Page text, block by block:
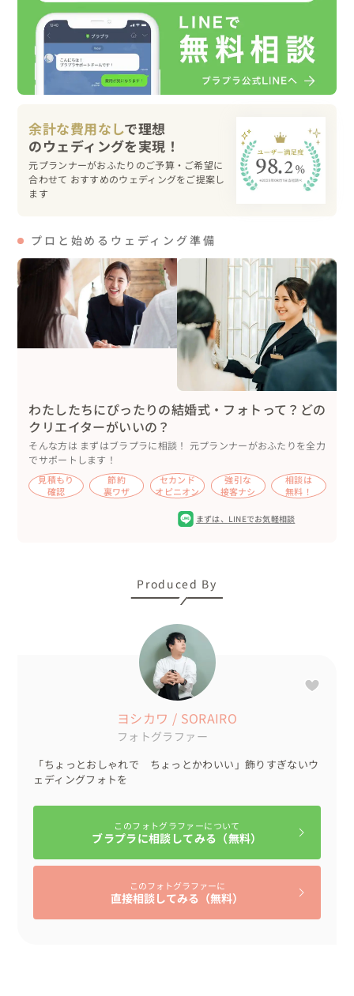
また今回は日陰と青空の明暗差を利用してシルエットカッ
トも撮影してみました。
まさに快晴の日にしか撮れないカットになります。
そしてなんと大覚寺の広い境内には竹林もあるんです。
＋池など多くの方が和装撮影に希望される好条件が揃って
いるのは僕の知る限りでは大覚寺のみとなります。
境内での撮影を堪能した後はいよいよ大覚寺の建物内へ。
堂なので広い構図の写真では迫力が出ます◎
そして和装撮影で一番リクエストを頂く『正座カット』。
室内撮影の大定番ですね。
SORAIROでは室内で撮影が可能なスポットでは基本的に
は正座カットは撮影させて頂きますのでご安心ください◎
着物での座り方にもコツがありますので、しっかりと当日
お伝えして綺麗にお座り頂けるようにさせて頂きますね＊
▼撮影の経緯
今回のお二人は東京ご在住。撮影の為にご旅行も兼ねて京
都までお越しくださいました！
HPで吉川の写真の雰囲気を気に入ってくださりご連絡を
頂いたとの事でとても嬉かったです◎
ご遠方のお客様でもオンラインお打ち合わせでしっかりと
ご希望お伺いさせて頂きますのでご安心くださいね✨
京都らしい風景といえば祇園が大人気ですのでオススメし
たところ気に入ってくださいました。
当初より大覚寺で撮りたい！という希望を強く持っておら
人気の時期には撮影業者間で予約争奪戦になる事も。
5月のGW期間中という事もあり予約が取れるかヒヤヒヤで
したが無事に予約を取ることが出来ほっとしたのを覚えて
います。
※大覚寺は撮影希望月の3ヶ月前の月頭から一斉に予約受
付をスタートされますので、大覚寺での撮影をご希望の際
は撮影希望時期の4ヶ月前にはご相談の連絡をいただける
と予約成功率が上がります◎
▼お二人がお持ち込みをされたもの
夫婦守り…このお守りは白無垢をデザインして作られてい
余計な費用なしで理想
元プランナーがおふたりのご予算・ご希望に
合わせて おすすめのウェディングをご提案し
ます
プロと始めるウェディング準備
わたしたちにぴったりの結婚式・フォトって？どの
クリエイターがいいの？
そんな方は まずはブラプラに相談！ 元プランナーがおふたりを全力
でサポートします！
見積もり
確認
節約
裏ワザ
セカンド
オピニオン
強引な
接客ナシ
相談は
無料！
まずは、 LINEでお気軽相談
Produced By
ヨシカワ / SORAIRO
フォトグラファー
「ちょっとおしゃれで ちょっとかわいい」飾りすぎないウ
ェディングフォトを
このフォトグラファーについて
ブラプラに相談してみる（無料）
このフォトグラファーに
直接相談してみる（無料）